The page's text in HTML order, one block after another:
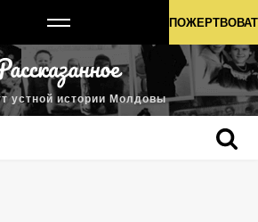
устной истории Молдовы
устной истории Молдовы